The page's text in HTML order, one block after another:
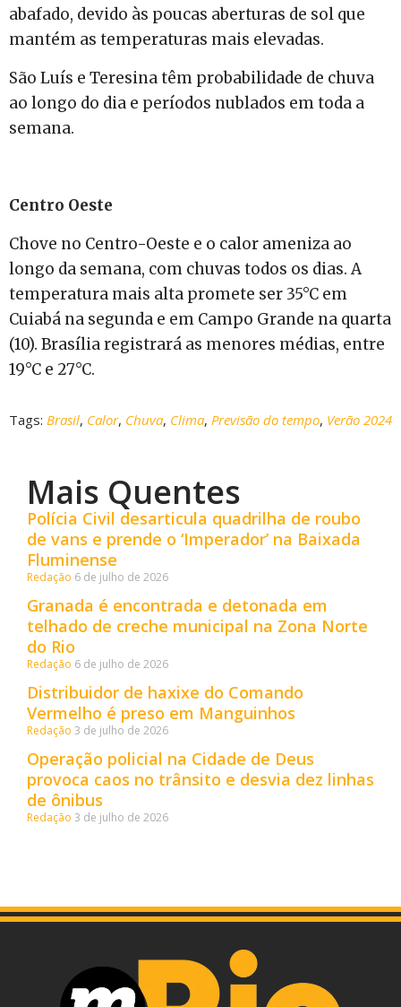
abafado, devido às poucas aberturas de sol que
mantém as temperaturas mais elevadas.
São Luís e Teresina têm probabilidade de chuva
ao longo do dia e períodos nublados em toda a
semana.
Centro Oeste
Chove no Centro-Oeste e o calor ameniza ao
longo da semana, com chuvas todos os dias. A
temperatura mais alta promete ser 35°C em
Cuiabá na segunda e em Campo Grande na quarta
(10). Brasília registrará as menores médias, entre
19°C e 27°C.
Tags: Brasil, Calor, Chuva, Clima, Previsão do tempo, Verão 2024
Mais Quentes
Polícia Civil desarticula quadrilha de roubo
de vans e prende o ‘Imperador’ na Baixada
Fluminense
Redação 6 de julho de 2026
Granada é encontrada e detonada em
telhado de creche municipal na Zona Norte
do Rio
Redação 6 de julho de 2026
Distribuidor de haxixe do Comando
Vermelho é preso em Manguinhos
Redação 3 de julho de 2026
Operação policial na Cidade de Deus
provoca caos no trânsito e desvia dez linhas
de ônibus
Redação 3 de julho de 2026